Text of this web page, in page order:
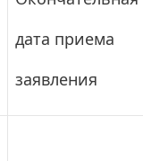
дата приема
заявления